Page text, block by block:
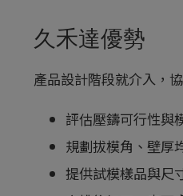
久禾達優勢
產品設計階段就介入，
評估壓鑄可行性與
規劃拔模角、壁厚
提供試模樣品與尺